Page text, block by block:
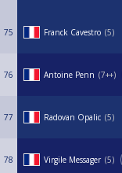
75 Franck Cavestro 5
76 Antoine Penn 7++
77 Radovan Opalic 5
78 Virgile Messager 5